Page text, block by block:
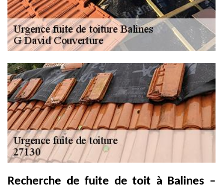
Recherche de fuite de toit à Balines –